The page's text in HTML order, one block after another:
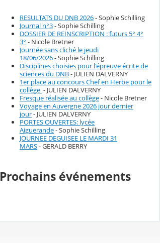
RESULTATS DU DNB 2026- Sophie Schilling
Journal n°3- Sophie Schilling
DOSSIER DE REINSCRIPTION : futurs 5° 4°
3° - Nicole Bretner
Journée sans cliché le jeudi
18/06/2026- Sophie Schilling
Disciplines choisies pour l'épreuve écrite de
sciences du DNB- JULIEN DALVERNY
1er place au concours Chef en Herbe pour le
collège - JULIEN DALVERNY
Fresque réalisée au collège- Nicole Bretner
Voyage en Auvergne 2026 jour dernier
jour- JULIEN DALVERNY
PORTES OUVERTES: lycée
Aiguerande- Sophie Schilling
JOURNEE DEGUISEE LE MARDI 31
MARS- GERALD BERRY
Prochains événements